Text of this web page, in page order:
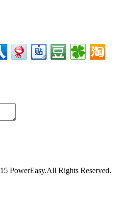
PowerEasy.All Rights Reserved.